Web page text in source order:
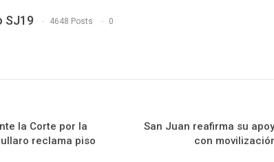
SJ19 4648 Posts 0
la Corte por la
reclama piso
San Juan reafirma su
con